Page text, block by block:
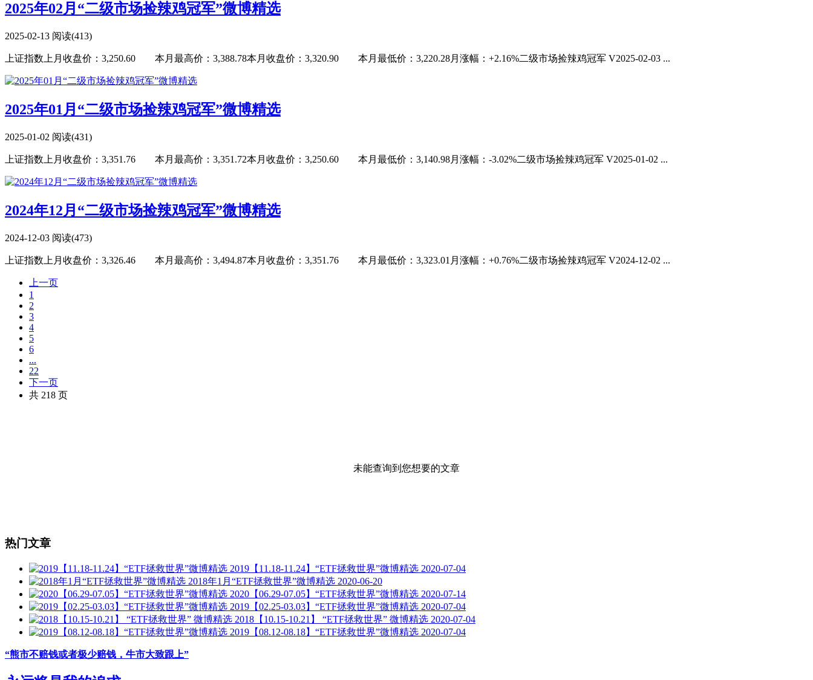
2025年02月“二级市场捡辣鸡冠军”微博精选
2025-02-13 阅读(413)
上证指数上月收盘价：3,250.60 本月最高价：3,388.78本月收盘价：3,320.90 本月最低价：3,220.28月涨幅：+2.16%二级市场捡辣鸡冠军 V2025-02-03 ...
2025年01月“二级市场捡辣鸡冠军”微博精选
2025-01-02 阅读(431)
上证指数上月收盘价：3,351.76 本月最高价：3,351.72本月收盘价：3,250.60 本月最低价：3,140.98月涨幅：-3.02%二级市场捡辣鸡冠军 V2025-01-02 ...
2024年12月“二级市场捡辣鸡冠军”微博精选
2024-12-03 阅读(473)
上证指数上月收盘价：3,326.46 本月最高价：3,494.87本月收盘价：3,351.76 本月最低价：3,323.01月涨幅：+0.76%二级市场捡辣鸡冠军 V2024-12-02 ...
上一页
1
2
3
4
5
6
...
22
下一页
共 218 页
未能查询到您想要的文章
热门文章
2019【11.18-11.24】“ETF拯救世界”微博精选 2020-07-04
2018年1月“ETF拯救世界”微博精选 2020-06-20
2020【06.29-07.05】“ETF拯救世界”微博精选 2020-07-14
2019【02.25-03.03】“ETF拯救世界”微博精选 2020-07-04
2018【10.15-10.21】 “ETF拯救世界” 微博精选 2020-07-04
2019【08.12-08.18】“ETF拯救世界”微博精选 2020-07-04
“熊市不赔钱或者极少赔钱，牛市大致跟上”